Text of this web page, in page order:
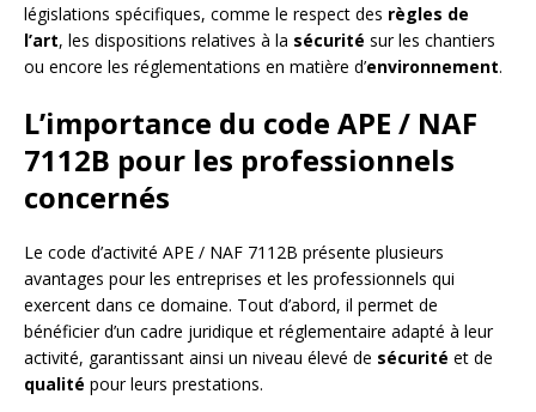
législations spécifiques, comme le respect des règles de
l’art, les dispositions relatives à la sécurité sur les chantiers
ou encore les réglementations en matière d’environnement.
L’importance du code APE / NAF
7112B pour les professionnels
concernés
Le code d’activité APE / NAF 7112B présente plusieurs
avantages pour les entreprises et les professionnels qui
exercent dans ce domaine. Tout d’abord, il permet de
bénéficier d’un cadre juridique et réglementaire adapté à leur
activité, garantissant ainsi un niveau élevé de sécurité et de
qualité pour leurs prestations.